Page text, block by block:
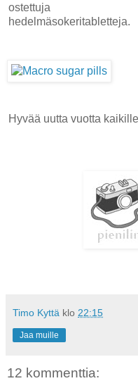
ostettuja
hedelmäsokeritabletteja.
Hyvää uutta vuotta
Timo Kyttä klo 22:15
Jaa muille
12 kommenttia: